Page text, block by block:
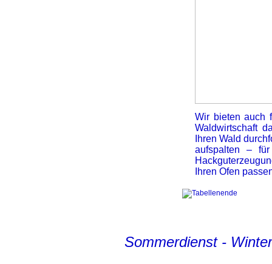
Wir bieten auch
Waldwirtschaft
Ihren Wald
aufspalten –
Ihren Ofen
Sommerdienst -